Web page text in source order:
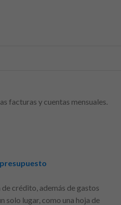
facturas y cuentas mensuales.
crédito, además de gastos
solo lugar, como una hoja de